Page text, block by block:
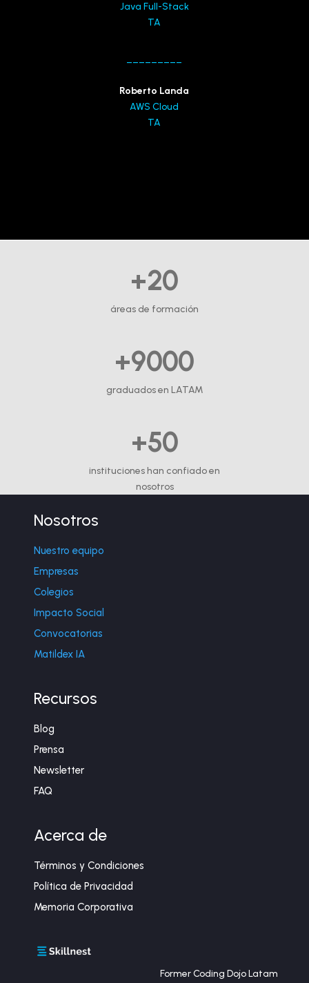
Java Full-Stack
TA
Roberto Landa
AWS Cloud
TA
+20
áreas de formación
+9000
graduados en LATAM
+50
instituciones han confiado en
nosotros
Nosotros
Nuestro equipo
Empresas
Colegios
Impacto Social
Convocatorias
Matildex IA
Recursos
Blog
Prensa
Newsletter
FAQ
Acerca de
Términos y Condiciones
Política de Privacidad
Memoria Corporativa
Former Coding Dojo Latam